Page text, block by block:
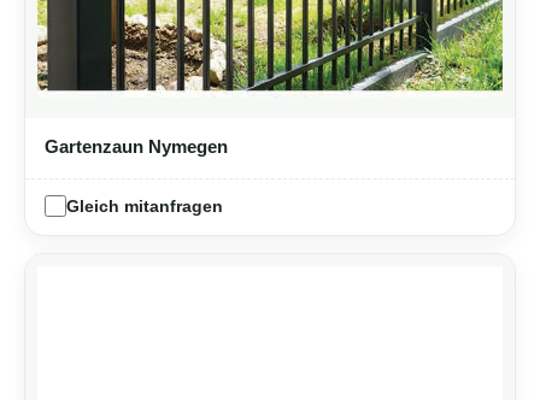
Gartenzaun Nymegen
Gleich mitanfragen